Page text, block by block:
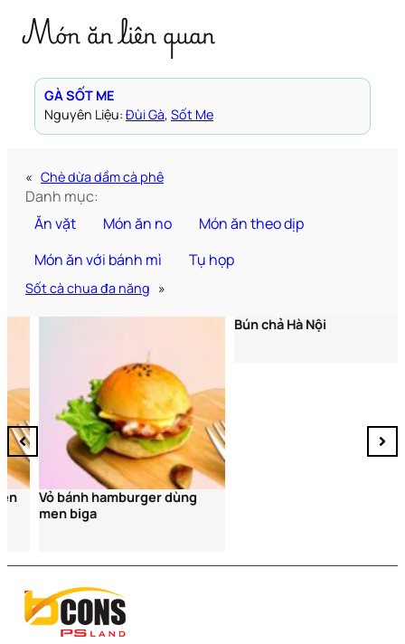
Món ăn liên quan
GÀ SỐT ME
Nguyên Liệu: Đùi Gà, Sốt Me
« Chè dừa dầm cà phê
Danh mục:
Ăn vặt
Món ăn no
Món ăn theo dịp
Món ăn với bánh mì
Tụ họp
Sốt cà chua đa năng »
Vỏ bánh hamburger dùng
men biga
Bún chả Hà Nội